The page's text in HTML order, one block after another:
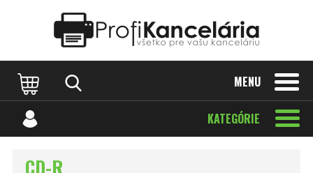
MENU
KATEGÓRIE
CD-R
Katalóg internetových stránok Designed by Rawpixel.com